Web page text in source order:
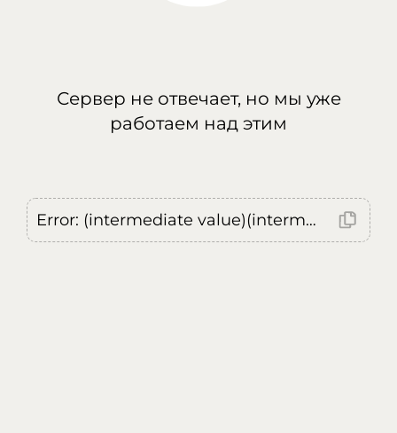
Сервер не отвечает, но мы уже
работаем над этим
Error: (intermediate value)(intermediate value)(intermediate value).replaceAll is not a function